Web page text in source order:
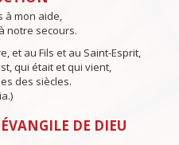
à mon aide,
notre secours.
et au Fils et au Saint-Esprit,
qui était et qui vient,
des siècles.
DE DIEU